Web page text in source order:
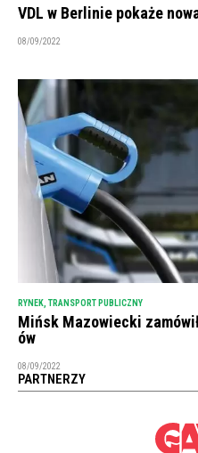
VDL w Berlinie pokaże
08/09/2022
RYNEK TRANSPORT PUBLICZNY
Mińsk Mazowiecki
ów
08/09/2022
PARTNERZY